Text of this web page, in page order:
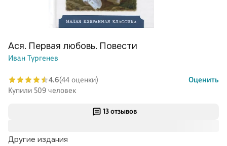
13 отзывов
Другие издания
Ася. Первая любовь. Повести
Иван Тургенев
4.6(44 оценки)
Оценить
Купили 509 человек